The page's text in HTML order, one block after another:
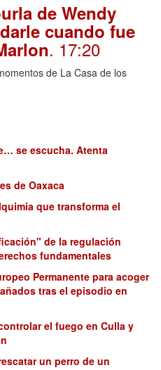
de Wendy
cuando fue
. 17:20
de La Casa de los
se escucha. Atenta
de Oaxaca
que transforma el
de la regulación
fundamentales
Permanente para acoger
tras el episodio en
el fuego en Culla y
un perro de un